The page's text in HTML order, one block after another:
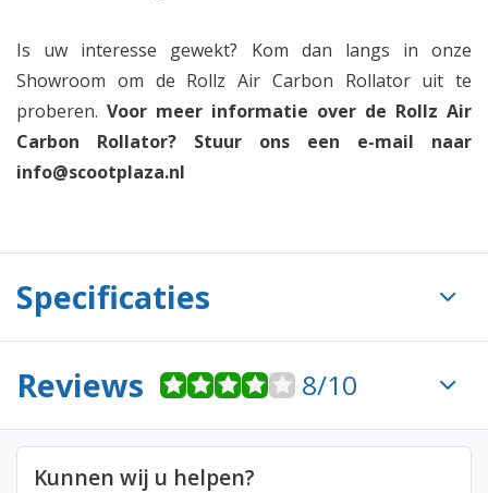
Is uw interesse gewekt? Kom dan langs in onze
Showroom om de Rollz Air Carbon Rollator uit te
proberen. Voor meer informatie over de Rollz Air
Carbon Rollator? Stuur ons een e-mail naar
info@scootplaza.nl
Specificaties
Reviews 8/10
Kunnen wij u helpen?